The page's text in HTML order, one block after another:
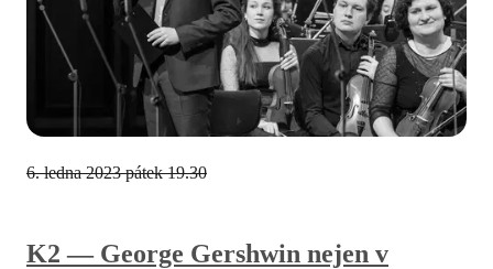
K2 — George Gershwin nejen v
6. ledna 2023 pátek 19.30